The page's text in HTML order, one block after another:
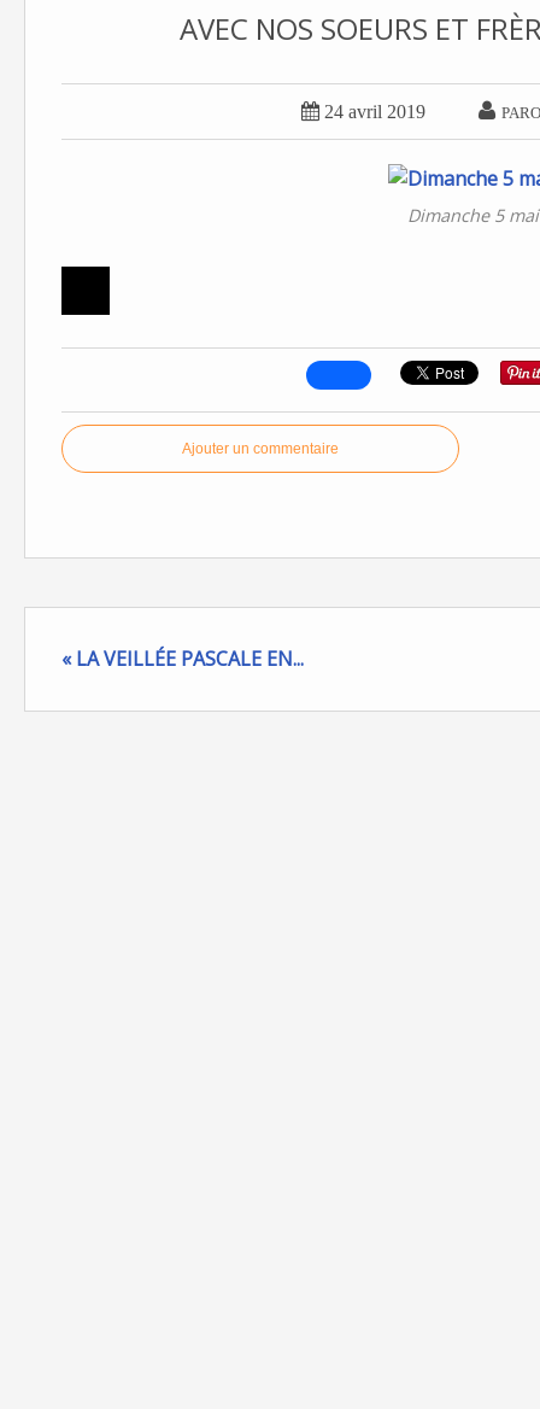
AVEC NOS SOEURS ET
 24 avril 2019 
Dimanche 5
Ajouter un commentaire
« LA VEILLÉE PASCALE EN...